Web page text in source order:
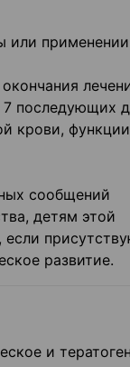
или применении
7 последующих
крови,
сообщений
детям этой
если
развитие.
и